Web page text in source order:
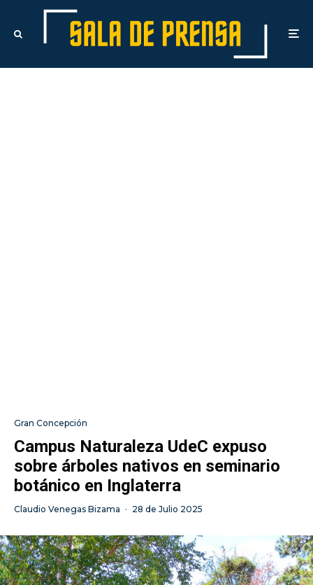
Gran Concepción
Campus Naturaleza UdeC expuso
sobre árboles nativos en seminario
botánico en Inglaterra
Claudio Venegas Bizama · 28 de Julio 2025